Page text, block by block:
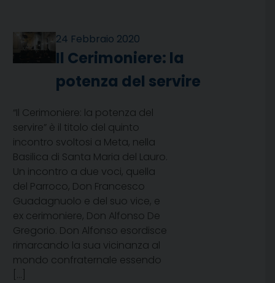
24 Febbraio 2020
Il Cerimoniere: la
potenza del servire
“Il Cerimoniere: la potenza del
servire” è il titolo del quinto
incontro svoltosi a Meta, nella
Basilica di Santa Maria del Lauro.
Un incontro a due voci, quella
del Parroco, Don Francesco
Guadagnuolo e del suo vice, e
ex cerimoniere, Don Alfonso De
Gregorio. Don Alfonso esordisce
rimarcando la sua vicinanza al
mondo confraternale essendo
[…]